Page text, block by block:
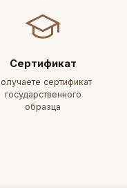
Сертификат
сертификат
государственного
образца